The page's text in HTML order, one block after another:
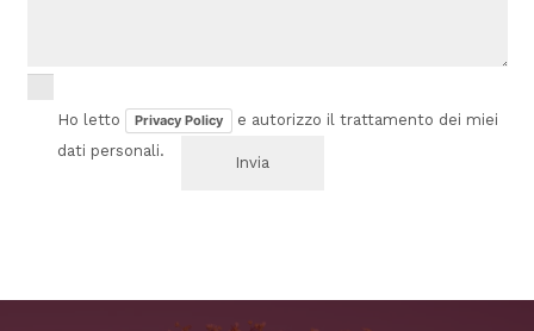
Ho letto Privacy Policy
e autorizzo il trattamento dei miei
dati personali.